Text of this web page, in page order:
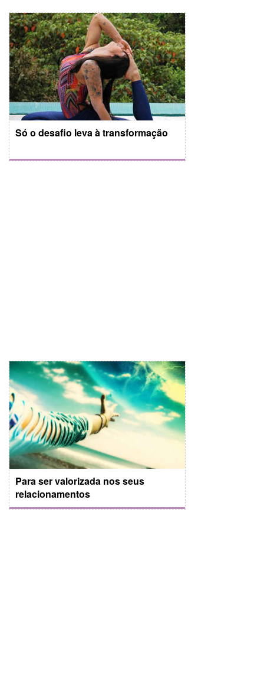
Só o desafio leva à transformação
Para ser valorizada nos seus
relacionamentos